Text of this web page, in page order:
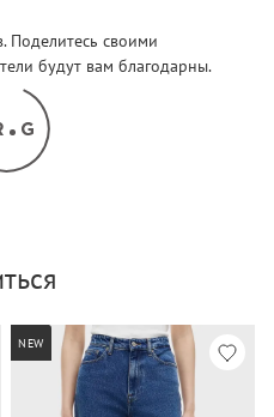
Поделитесь своими
будут вам благодарны.
NEW